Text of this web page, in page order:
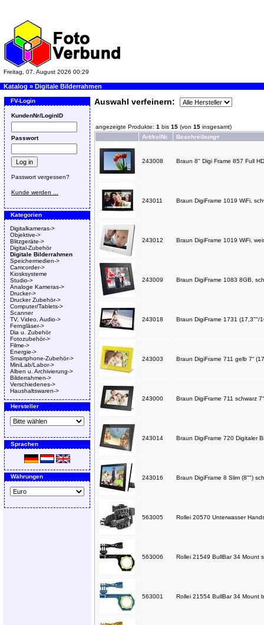
Freitag, 07. August 2026 00:29
Katalog » Digitale Bilderrahmen
FV-Login
KundenNr/LoginID
Passwort
Passwort vergessen?
Kunde werden ...
Kategorien
Digitalkameras->
Objektive->
Blitzgeräte->
Digital-Zubehör
Digitale Bilderrahmen
Speichermedien->
Camcorder->
Kiosksysteme
Studio->
Analoge Kameras->
Drucker->
Drucker Zubehör->
Computer/Tablets->
Scanner
TV, Video, Audio->
Ferngläser->
Dia u. Zubehör
Fotozubehör->
Filme->
Energie->
Smartphone-Zubehör->
MiniLab/Labor->
Alben u. Archivierung->
Bilderrahmen->
Verschiedenes->
Haushaltswaren->
Hersteller
Sprachen
Währungen
Auswahl verfeinern:
angezeigte Produkte: 1 bis 15 (von 15 insgesamt)
ArtikelNr.
Beschreibung+
243008 Braun 8" Digi Frame 857 Full
243011 Braun DigiFrame 1019 WiFi,
243012 Braun DigiFrame 1019 WiFi,
243009 Braun DigiFrame 1083 8GB,
243018 Braun DigiFrame 1731 (17,3""/
243003 Braun DigiFrame 711 gelb 7“
243000 Braun DigiFrame 711 schwarz
243014 Braun DigiFrame 720 Digitaler
243016 Braun DigiFrame 8 Slim (8"")
563005 Rollei 20570 Unterwasser
563006 Rollei 21549 BullBar 34 Mount
563001 Rollei 21554 BullBar 34 Mount